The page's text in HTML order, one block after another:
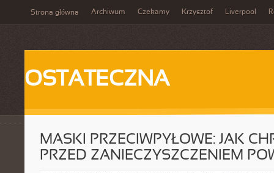
Strona główna Archiwum Czekamy Krzysztof Liverpool
OSTATECZNA
MASKI PRZECIWPYŁOWE: JAK
PRZED ZANIECZYSZCZENIEM